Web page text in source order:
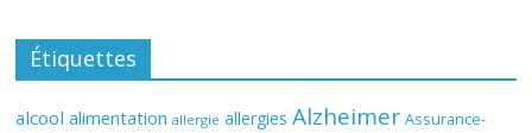
Étiquettes
alcool alimentation allergie allergies Alzheimer Assurance-